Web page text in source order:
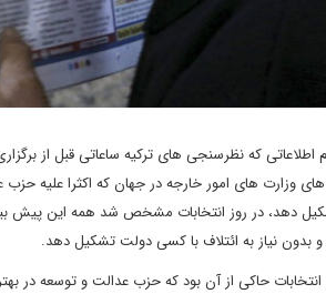
اطلاعاتی که نظرسنجی های ترکیه ساعاتی قبل از
وزارت های امور خارجه در جهان که اکثرا علیه
دهد، در روز انتخابات مشخص شد همه این پیش
بدون نیاز به ائتلاف با کسی دولت تشکیل دهد.
حاکی از آن بود که حزب عدالت و توسعه در